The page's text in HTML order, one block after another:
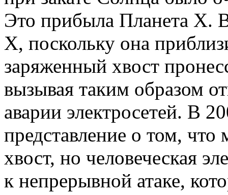
Это прибыла Планета X.
X, поскольку она
заряженный хвост
вызывая таким образом
аварии электросетей. В
представление о том,
хвост, но человеческая
к непрерывной атаке,